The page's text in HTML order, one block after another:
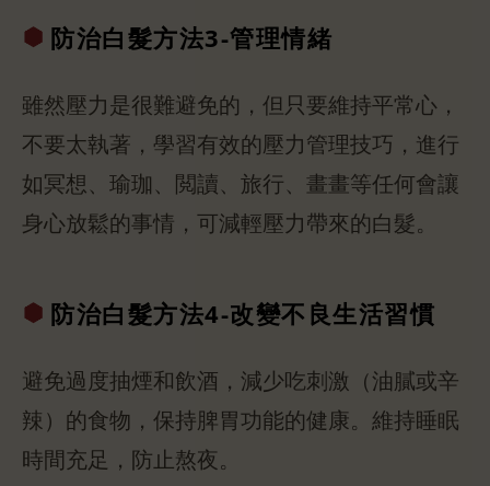
防治白髮方法3-管理情緒
雖然壓力是很難避免的，但只要維持平常心，
不要太執著，學習有效的壓力管理技巧，進行
如冥想、瑜珈、閲讀、旅行、畫畫等任何會讓
身心放鬆的事情，可減輕壓力帶來的白髮。
防治白髮方法4-改變不良生活習慣
避免過度抽煙和飲酒，減少吃刺激（油膩或辛
辣）的食物，保持脾胃功能的健康。維持睡眠
時間充足，防止熬夜。